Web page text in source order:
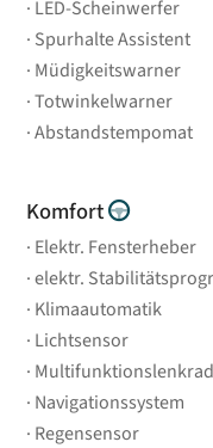
LED-Scheinwerfer
Spurhalte Assistent
Müdigkeitswarner
Totwinkelwarner
Abstandstempomat
Komfort
Elektr. Fensterheber
elektr.
Klimaautomatik
Lichtsensor
Multifunktionslenkrad
Navigationssystem
Regensensor